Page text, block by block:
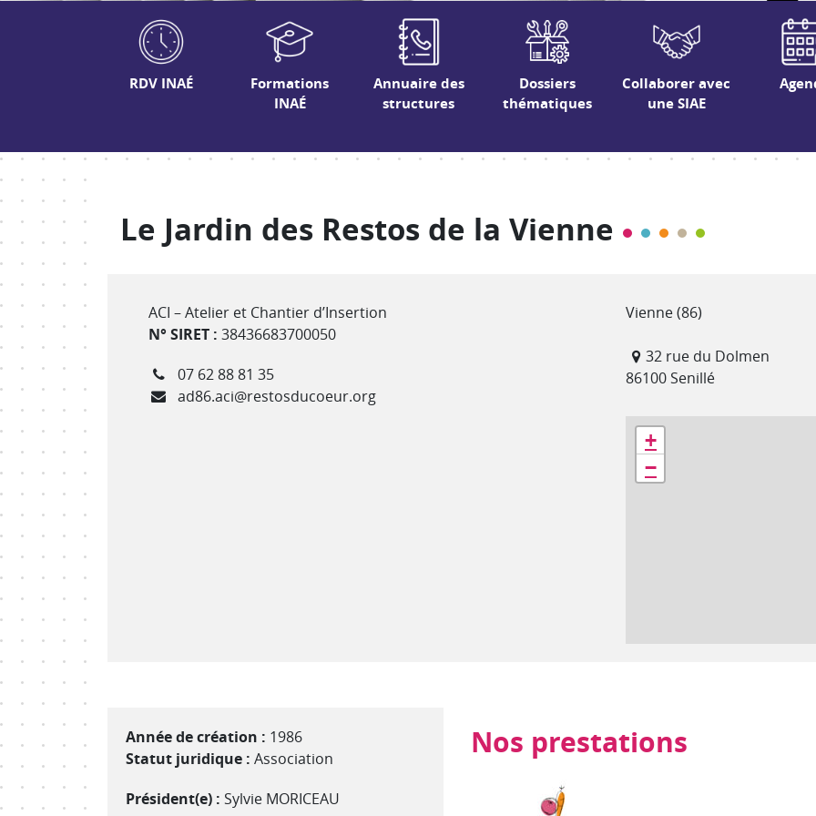
RDV INAÉ
Formations
INAÉ
Annuaire des
structures
Dossiers
thématiques
Collaborer avec
une SIAE
Le Jardin des Restos de la Vienne
Type de structure
ACI – Atelier et Chantier d’Insertion
N° SIRET : 38436683700050
Téléphone
07 62 88 81 35
Courrielad86.aci@restosducoeur.org
Département(s)
Vienne (86)
32 rue du Dolmen
86100 Senillé
Géolocalisation
+
−
Année de création : 1986
Statut juridique : Association
Président(e) : Sylvie MORICEAU
Nos prestations